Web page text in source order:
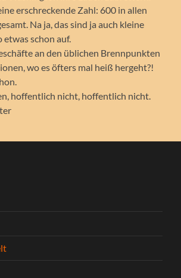
erschreckende Zahl: 600 in allen
Na ja, das sind ja auch kleine
etwas schon auf.
an den üblichen Brennpunkten
wo es öfters mal heiß hergeht?!
hoffentlich nicht, hoffentlich nicht.